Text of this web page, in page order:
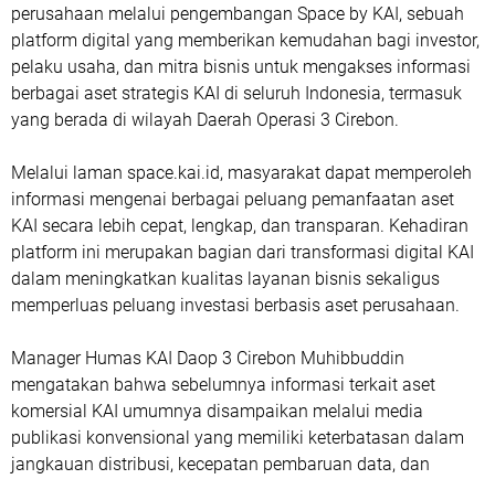
perusahaan melalui pengembangan Space by KAI, sebuah
platform digital yang memberikan kemudahan bagi investor,
pelaku usaha, dan mitra bisnis untuk mengakses informasi
berbagai aset strategis KAI di seluruh Indonesia, termasuk
yang berada di wilayah Daerah Operasi 3 Cirebon.
Melalui laman space.kai.id, masyarakat dapat memperoleh
informasi mengenai berbagai peluang pemanfaatan aset
KAI secara lebih cepat, lengkap, dan transparan. Kehadiran
platform ini merupakan bagian dari transformasi digital KAI
dalam meningkatkan kualitas layanan bisnis sekaligus
memperluas peluang investasi berbasis aset perusahaan.
Manager Humas KAI Daop 3 Cirebon Muhibbuddin
mengatakan bahwa sebelumnya informasi terkait aset
komersial KAI umumnya disampaikan melalui media
publikasi konvensional yang memiliki keterbatasan dalam
jangkauan distribusi, kecepatan pembaruan data, dan